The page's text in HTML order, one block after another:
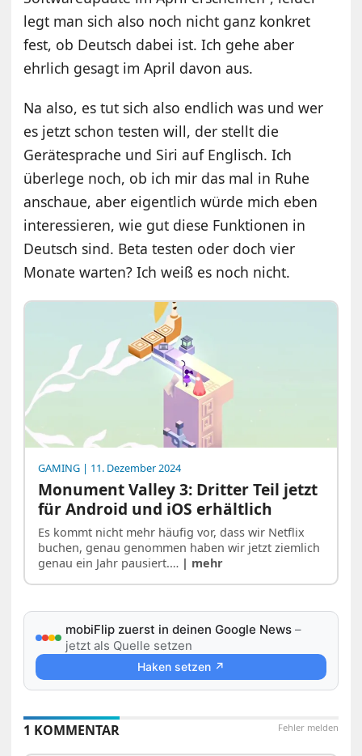
legt man sich also noch nicht ganz konkret
fest, ob Deutsch dabei ist. Ich gehe aber
ehrlich gesagt im April davon aus.
Na also, es tut sich also endlich was und wer
es jetzt schon testen will, der stellt die
Gerätesprache und Siri auf Englisch. Ich
überlege noch, ob ich mir das mal in Ruhe
anschaue, aber eigentlich würde mich eben
interessieren, wie gut diese Funktionen in
Deutsch sind. Beta testen oder doch vier
Monate warten? Ich weiß es noch nicht.
GAMING | 11. Dezember 2024
Monument Valley 3: Dritter Teil jetzt
für Android und iOS erhältlich
Es kommt nicht mehr häufig vor, dass wir Netflix
buchen, genau genommen haben wir jetzt ziemlich
genau ein Jahr pausiert.… | mehr
mobiFlip zuerst in deinen Google News –
jetzt als Quelle setzen
Haken setzen ↗
Fehler melden
1 KOMMENTAR